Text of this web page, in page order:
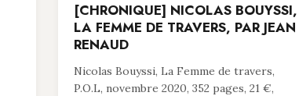
[CHRONIQUE] NICOLAS BOUYSSI,
LA FEMME DE TRAVERS, PAR JEAN
RENAUD
Nicolas Bouyssi, La Femme de travers,
P.O.L, novembre 2020, 352 pages, 21 €,